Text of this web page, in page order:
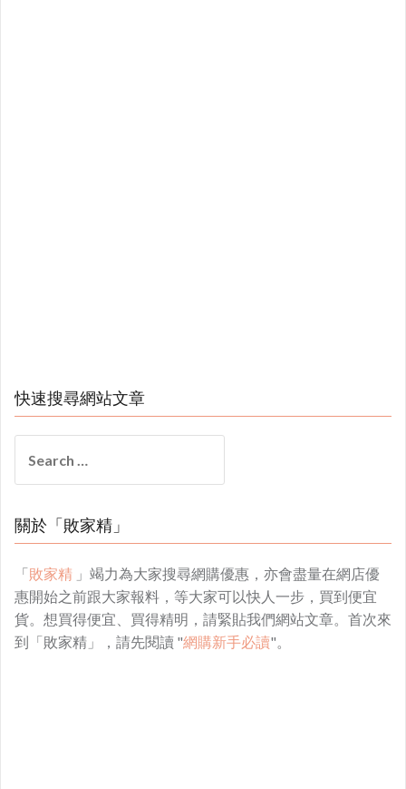
快速搜尋網站文章
for:
關於「敗家精」
「敗家精 」竭力為大家搜尋網購優惠，亦會盡量在網店優
惠開始之前跟大家報料，等大家可以快人一步，買到便宜
貨。想買得便宜、買得精明，請緊貼我們網站文章。首次來
到「敗家精」，請先閱讀 "網購新手必讀"。